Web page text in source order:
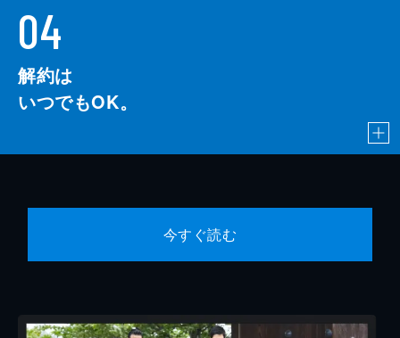
04
解約は
いつでもOK。
今すぐ読む